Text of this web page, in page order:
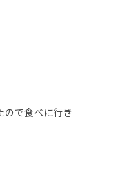
ので食べに行き